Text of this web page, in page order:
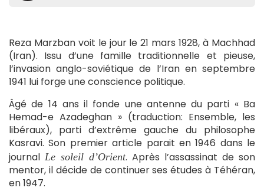
Reza Marzban voit le jour le 21 mars 1928, à Machhad
(Iran). Issu d’une famille traditionnelle et pieuse,
l’invasion anglo-soviétique de l’Iran en septembre
1941 lui forge une conscience politique.
Âgé de 14 ans il fonde une antenne du parti « Ba
Hemad-e Azadeghan » (traduction: Ensemble, les
libéraux), parti d’extrême gauche du philosophe
Kasravi. Son premier article parait en 1946 dans le
journal Le soleil d’Orient. Après l’assassinat de son
mentor, il décide de continuer ses études à Téhéran,
en 1947.